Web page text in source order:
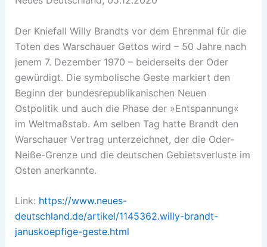
Der Kniefall Willy Brandts vor dem Ehrenmal für die
Toten des Warschauer Gettos wird – 50 Jahre nach
jenem 7. Dezember 1970 – beiderseits der Oder
gewürdigt. Die symbolische Geste markiert den
Beginn der bundesrepublikanischen Neuen
Ostpolitik und auch die Phase der »Entspannung«
im Weltmaßstab. Am selben Tag hatte Brandt den
Warschauer Vertrag unterzeichnet, der die Oder-
Neiße-Grenze und die deutschen Gebietsverluste im
Osten anerkannte.
Link: https://www.neues-
deutschland.de/artikel/1145362.willy-brandt-
januskoepfige-geste.html